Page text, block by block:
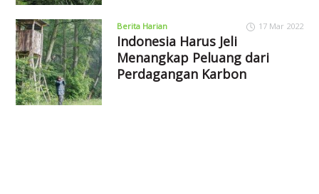
Berita Harian 17 Mar 2022
Indonesia Harus Jeli
Menangkap Peluang dari
Perdagangan Karbon